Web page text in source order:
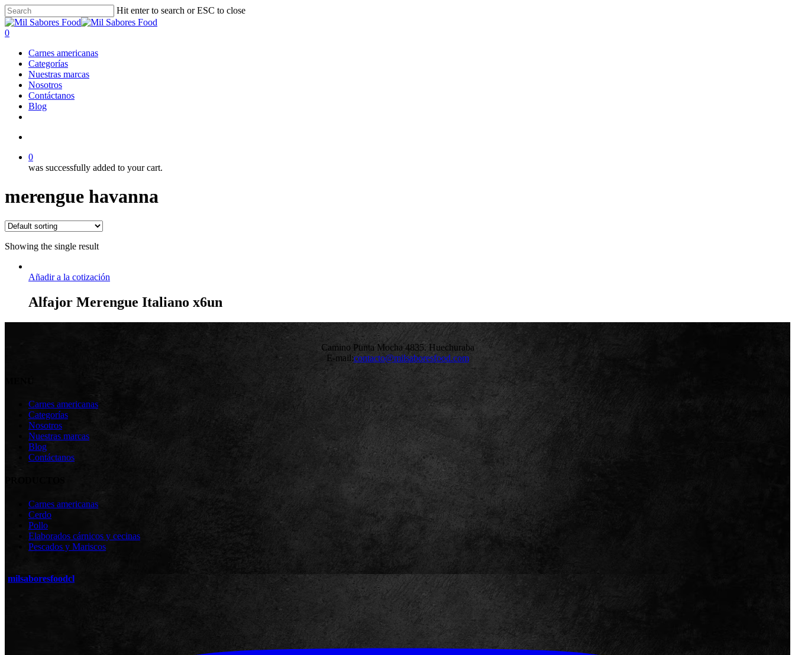
Skip
to
main
Hit enter to search or ESC to close
Close
Search
search
0
Carnes americanas
Categorías
Nuestras marcas
Nosotros
Contáctanos
Blog
0
was successfully added to your cart.
merengue havanna
Showing the single result
Añadir a la cotización
Alfajor Merengue Italiano x6un
Camino Punta Mocha 4835. Huechuraba
E-mail:contacto@milsaboresfood.com
Carnes americanas
Categorías
Nosotros
Nuestras marcas
Blog
Contáctanos
Carnes americanas
Cerdo
Pollo
Elaborados cárnicos y cecinas
Pescados y Mariscos
milsaboresfoodcl